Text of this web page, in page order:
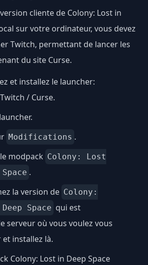
cliente de Colony: Lost in
sur votre ordinateur, vous devez
Twitch, permettant de lancer les
du site Curse.
et installez le launcher:
/ Curse.
Modifications .
modpack Colony: Lost
.
la version de Colony:
Space qui est
serveur où vous voulez vous
installez là.
Colony: Lost in Deep Space